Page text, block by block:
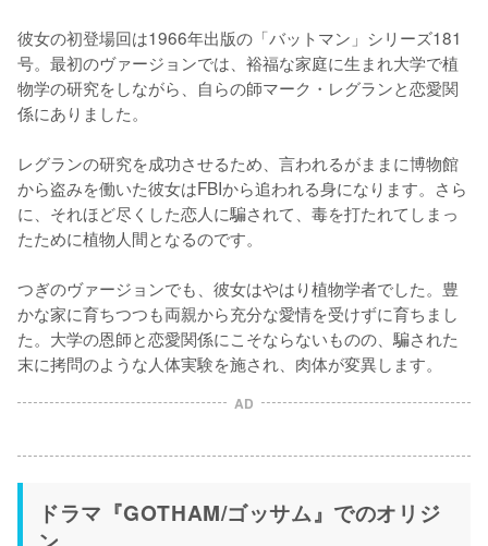
彼女の初登場回は1966年出版の「バットマン」シリーズ181
号。最初のヴァージョンでは、裕福な家庭に生まれ大学で植
物学の研究をしながら、自らの師マーク・レグランと恋愛関
係にありました。
レグランの研究を成功させるため、言われるがままに博物館
から盗みを働いた彼女はFBIから追われる身になります。さら
に、それほど尽くした恋人に騙されて、毒を打たれてしまっ
たために植物人間となるのです。
つぎのヴァージョンでも、彼女はやはり植物学者でした。豊
かな家に育ちつつも両親から充分な愛情を受けずに育ちまし
た。大学の恩師と恋愛関係にこそならないものの、騙された
末に拷問のような人体実験を施され、肉体が変異します。
AD
ドラマ『GOTHAM/ゴッサム』でのオリジ